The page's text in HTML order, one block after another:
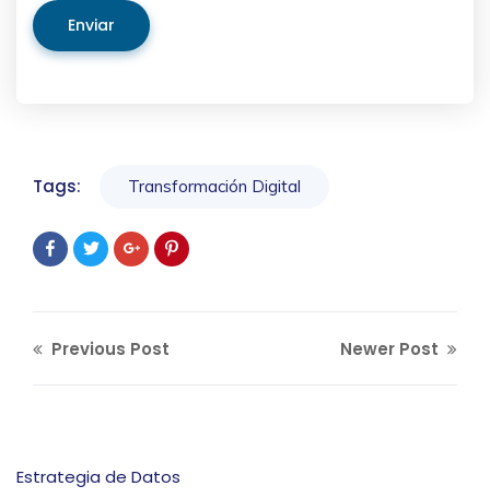
Enviar
Tags: Transformación Digital
Previous Post Newer Post
Estrategia de Datos